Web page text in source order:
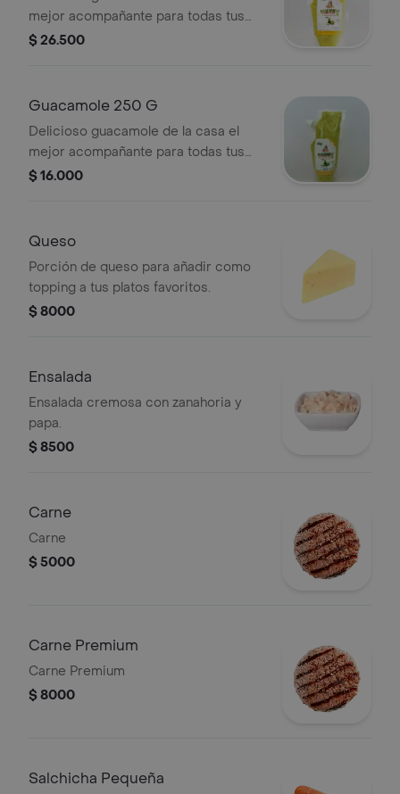
mejor acompañante para todas tus
preparaciones.
$ 26.500
Guacamole 250 G
Delicioso guacamole de la casa el
mejor acompañante para todas tus
preparaciones.
$ 16.000
Queso
Porción de queso para añadir como
topping a tus platos favoritos.
$ 8000
Ensalada
Ensalada cremosa con zanahoria y
papa.
$ 8500
Carne
Carne
$ 5000
Carne Premium
Carne Premium
$ 8000
Salchicha Pequeña